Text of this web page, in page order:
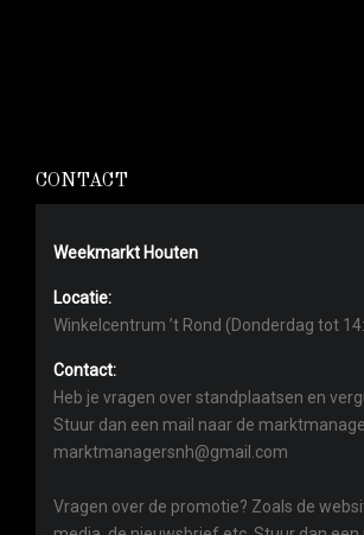
CONTACT
Weekmarkt Houten
Locatie:
Winkelcentrum ’t Rond (Donderdag tot
Contact:
Heb je vragen over standplaatsen en
Stuur dan een mail naar de
marktmanagersnh@gmail.com
Vragen over de promotie? Zoals de